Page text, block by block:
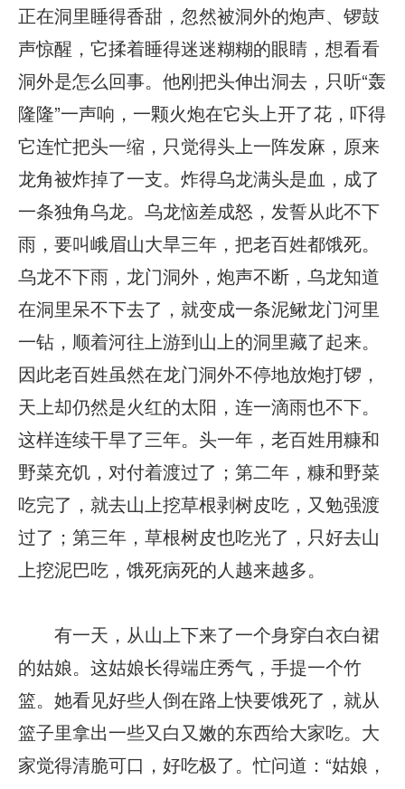
正在洞里睡得香甜，忽然被洞外的炮声、锣鼓
声惊醒，它揉着睡得迷迷糊糊的眼睛，想看看
洞外是怎么回事。他刚把头伸出洞去，只听“轰
隆隆”一声响，一颗火炮在它头上开了花，吓得
它连忙把头一缩，只觉得头上一阵发麻，原来
龙角被炸掉了一支。炸得乌龙满头是血，成了
一条独角乌龙。乌龙恼差成怒，发誓从此不下
雨，要叫峨眉山大旱三年，把老百姓都饿死。
乌龙不下雨，龙门洞外，炮声不断，乌龙知道
在洞里呆不下去了，就变成一条泥鳅龙门河里
一钻，顺着河往上游到山上的洞里藏了起来。
因此老百姓虽然在龙门洞外不停地放炮打锣，
天上却仍然是火红的太阳，连一滴雨也不下。
这样连续干旱了三年。头一年，老百姓用糠和
野菜充饥，对付着渡过了；第二年，糠和野菜
吃完了，就去山上挖草根剥树皮吃，又勉强渡
过了；第三年，草根树皮也吃光了，只好去山
上挖泥巴吃，饿死病死的人越来越多。
有一天，从山上下来了一个身穿白衣白裙
的姑娘。这姑娘长得端庄秀气，手提一个竹
篮。她看见好些人倒在路上快要饿死了，就从
篮子里拿出一些又白又嫩的东西给大家吃。大
家觉得清脆可口，好吃极了。忙问道：“姑娘，